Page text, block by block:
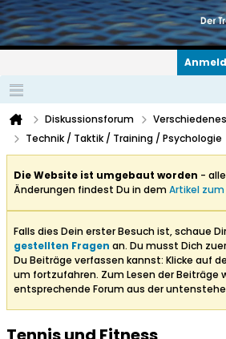
Diskussionsforum
Technik / Taktik / Training / Psychologie
Die Website ist umgebaut worden -
Änderungen findest Du in demArtikel
Falls dies Dein erster Besuch ist, schaue
gestellten Fragen an. Du musst Dich
Du Beiträge verfassen kannst: Klicke auf
um fortzufahren. Zum Lesen der Beiträge
entsprechende Forum aus der